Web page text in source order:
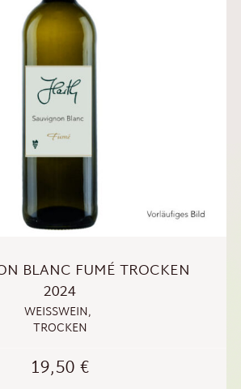
BLANC FUMÉ TROCKEN
2024
WEISSWEIN ,
TROCKEN
19,50€